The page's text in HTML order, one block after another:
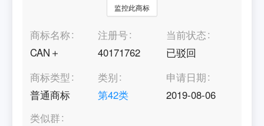
监控此商标
商标名称
CAN＋
注册号
40171762
当前状态
已驳回
商标类型
普通商标
类别
第42类
申请日期
2019-08-06
类似群